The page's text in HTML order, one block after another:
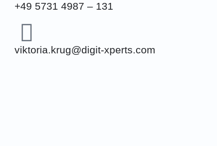
+49 5731 4987 – 131
viktoria.krug@digit-xperts.com